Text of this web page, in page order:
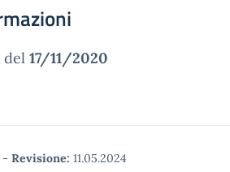
del 17/11/2020
- Revisione: 11.05.2024